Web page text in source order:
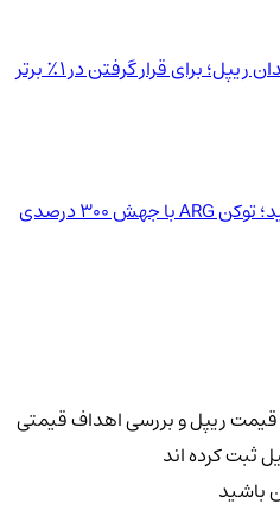
به‌روزرسانی لیست ثروتمندان ریپل؛ برای قرار گرفتن در ۱٪ برتر
آرژانتین به نیمه‌نهایی رسید؛ توکن ARG با جهش ۳۰۰ درصدی
ریپل و بررسی اهداف قیمتی
ثبت کرده اند